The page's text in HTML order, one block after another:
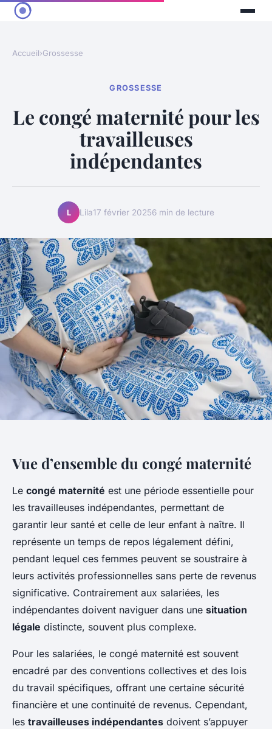
Accueil›Grossesse
GROSSESSE
Le congé maternité pour les
travailleuses
indépendantes
L Lila17 février 20256 min de lecture
Vue d’ensemble du congé maternité
Le congé maternité est une période essentielle pour
les travailleuses indépendantes, permettant de
garantir leur santé et celle de leur enfant à naître. Il
représente un temps de repos légalement défini,
pendant lequel ces femmes peuvent se soustraire à
leurs activités professionnelles sans perte de revenus
significative. Contrairement aux salariées, les
indépendantes doivent naviguer dans une situation
légale distincte, souvent plus complexe.
Pour les salariées, le congé maternité est souvent
encadré par des conventions collectives et des lois
du travail spécifiques, offrant une certaine sécurité
financière et une continuité de revenus. Cependant,
les travailleuses indépendantes doivent s’appuyer